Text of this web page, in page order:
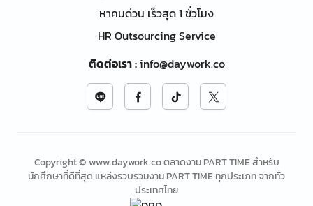
หาคนด่วน เร็วสุด 1 ชั่วโมง
HR Outsourcing Service
ติดต่อเรา:info@daywork.co
Copyright © www.daywork.co ตลาดงาน PART TIME สำหรับ
นักศึกษาที่ดีที่สุด แหล่งรวบรวมงาน PART TIME ทุกประเภท จากทั่ว
ประเทศไทย